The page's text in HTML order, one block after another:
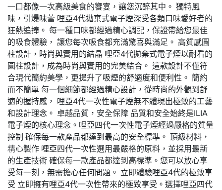
一口都像一次高級美食的饗宴，讓您沉醉其中。 獨特風
味，引爆味蕾 哩亞4代拋棄式電子煙深受各類口味愛好者的
狂熱追捧。 每一種口味都經過精心調配，保證帶給您最佳
的吸食體驗， 讓您每次吸食都充滿驚喜與滿足。 高質感圓
柱設計，時尚與實用的結晶 哩亞4代拋棄式電子煙以耐看的
圓柱設計，成為時尚與實用的完美結合。 這款設計不僅符
合現代簡約美學，更提升了吸煙的舒適度和便利性。 簡約
而不簡單 每一個細節都經過精心設計，從時尚的外觀到舒
適的握持感， 哩亞4代一次性電子煙無不體現出極致的工藝
和設計理念。 卓越品質，安全保障 品質和安全始終是ILIA
電子煙的核心理念。哩亞四代一次性電子煙經過嚴格的質量
控制 確保每一款產品都達到最高的安全標準。 頂級材料，
精心製作 哩亞四代一次性選用最嚴格的原料，並採用最新
的生產技術 確保每一款產品都達到高標準。您可以放心享
受每一刻，無需擔心任何問題。 立即體驗哩亞4代的極致享
受 立即擁有哩亞4代一次性帶來的極致享受。選擇哩亞四代